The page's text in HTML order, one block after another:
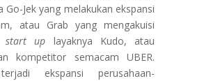
Go-Jek yang melakukan ekspansi
atau Grab yang mengakuisi
start up layaknya Kudo, atau
kompetitor semacam UBER.
ekspansi perusahaan-